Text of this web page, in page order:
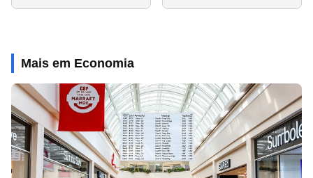
Mais em Economia